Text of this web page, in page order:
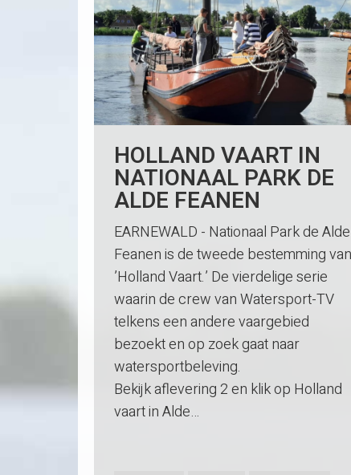
HOLLAND VAART IN
NATIONAAL PARK DE
ALDE FEANEN
EARNEWALD - Nationaal Park de Alde
Feanen is de tweede bestemming van
’Holland Vaart.’ De vierdelige serie
waarin de crew van Watersport-TV
telkens een andere vaargebied
bezoekt en op zoek gaat naar
watersportbeleving.
Bekijk aflevering 2 en klik op Holland
vaart in Alde…